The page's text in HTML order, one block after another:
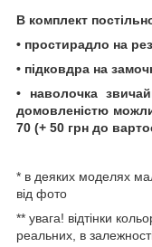
В комплект
• простирадло на
• підковдра на
• наволочка
домовленістю
70 (+ 50 грн до
* в деяких моделях
від фото
** увага! відтінки
реальних, в